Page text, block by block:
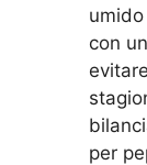
con
per